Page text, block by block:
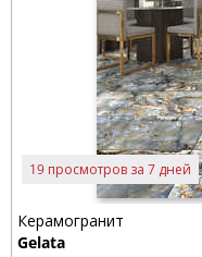
19 просмотров за 7 дней
Керамогранит
Gelata